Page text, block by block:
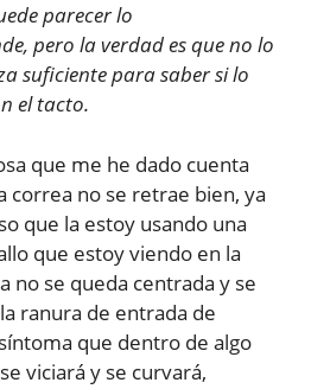
parecer lo
pero la verdad es que no lo
suficiente para saber si lo
el tacto.
que me he dado cuenta
correa no se retrae bien, ya
que la estoy usando una
que estoy viendo en la
no se queda centrada y se
ranura de entrada de
que dentro de algo
viciará y se curvará,